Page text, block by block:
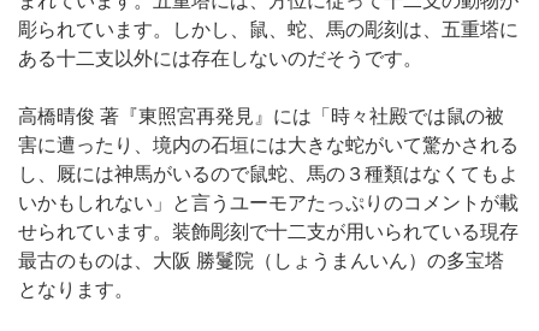
彫られています。しかし、鼠、蛇、馬の彫刻は、五重塔に
ある十二支以外には存在しないのだそうです。
高橋晴俊 著『東照宮再発見』には「時々社殿では鼠の被
害に遭ったり、境内の石垣には大きな蛇がいて驚かされる
し、厩には神馬がいるので鼠蛇、馬の３種類はなくてもよ
いかもしれない」と言うユーモアたっぷりのコメントが載
せられています。装飾彫刻で十二支が用いられている現存
最古のものは、大阪 勝鬘院（しょうまんいん）の多宝塔
となります。